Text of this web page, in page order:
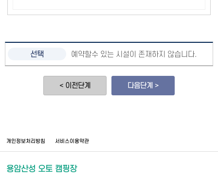
예약할수 있는 시설이 존재하지 않습니다.
< 이전단계 다음단계 >
개인정보처리방침 서비스이용약관
용암산성 오토 캠핑장